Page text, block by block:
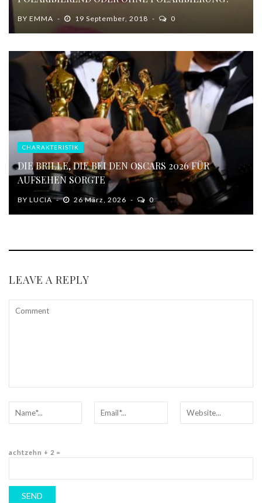
BY EMMA 19 September, 2018 0
CHARAKTERISTIK
DIE BRILLE, DIE BEI DEN OSCARS 2026 FÜR
AUFSEHEN SORGTE
BY LUCIA 26 März, 2026 0
LEAVE A REPLY
achtzehn + 2 =